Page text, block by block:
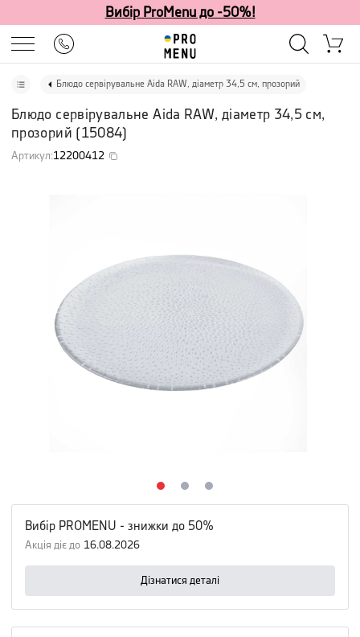
Вибір ProMenu до -50%!
Блюдо сервірувальне Aida RAW, діаметр 34,5 см, прозорий
Блюдо сервірувальне Aida RAW, діаметр 34,5 см,
прозорий (15084)
Артикул:12200412
Вибір PROMENU - знижки до 50%
Акція діє до 16.08.2026
Дізнатися деталі